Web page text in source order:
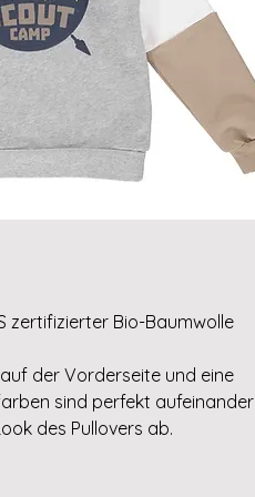
zertifizierter Bio-Baumwolle
der Vorderseite und eine
sind perfekt aufeinander
des Pullovers ab.